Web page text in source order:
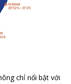
chỉ nổi bật với